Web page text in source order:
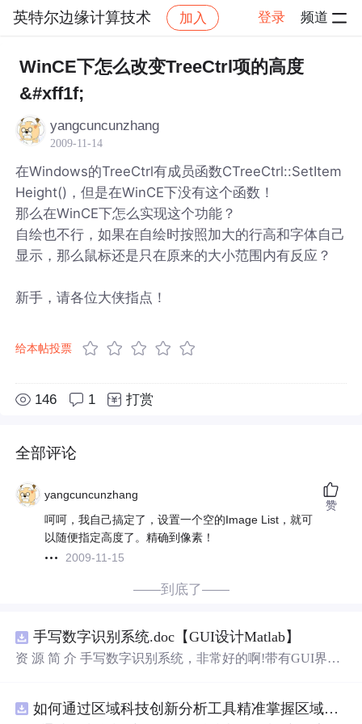
英特尔边缘计算技术 加入 登录 频道
社区 英特尔边缘计算技术 帖子详情
WinCE下怎么改变TreeCtrl项的高度
&#xff1f;
yangcuncunzhang
2009-11-14
在Windows的TreeCtrl有成员函数CTreeCtrl::SetItem
Height()，但是在WinCE下没有这个函数！
那么在WinCE下怎么实现这个功能？
自绘也不行，如果在自绘时按照加大的行高和字体自己
显示，那么鼠标还是只在原来的大小范围内有反应？
新手，请各位大侠指点！
给本帖投票
146 1 打赏
全部评论
yangcuncunzhang
呵呵，我自己搞定了，设置一个空的Image List，就可
以随便指定高度了。精确到像素！
2009-11-15
赞
——到底了——
手写数字识别系统.doc【GUI设计Matlab】
资 源 简 介 手写数字识别系统，非常好的啊!带有GUI界
带有直观的图形用户界面（GUI），非常容易使用。你只
如何通过区域科技创新分析工具精准掌握区域创新要素分布与产业链融合现状？.docx